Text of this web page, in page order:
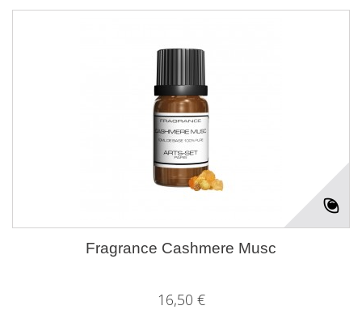
Fragrance Cashmere Musc
16,50 €